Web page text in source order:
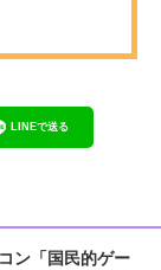
LINEで送る
ン「国民的ゲー